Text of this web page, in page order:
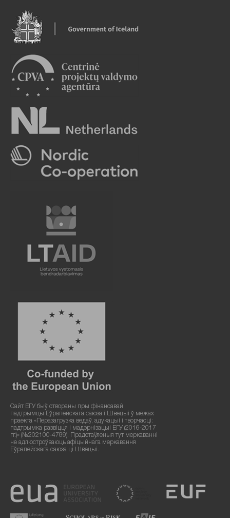
Сайт ЕГУ быў створаны пры фінансавай
падтрымцы Еўрапейскага саюза і Швецыі ў межах
праекта «Перазагрузка ведаў, адукацыі і творчасці:
падтрымка развіцця і мадэрнізацыі ЕГУ (2016-2017
гг.)» (№202100-4789). Прадстаўленыя тут меркаванні
не адлюстроўваюць афіцыйнага меркавання
Еўрапейскага саюза ці Швецыі.